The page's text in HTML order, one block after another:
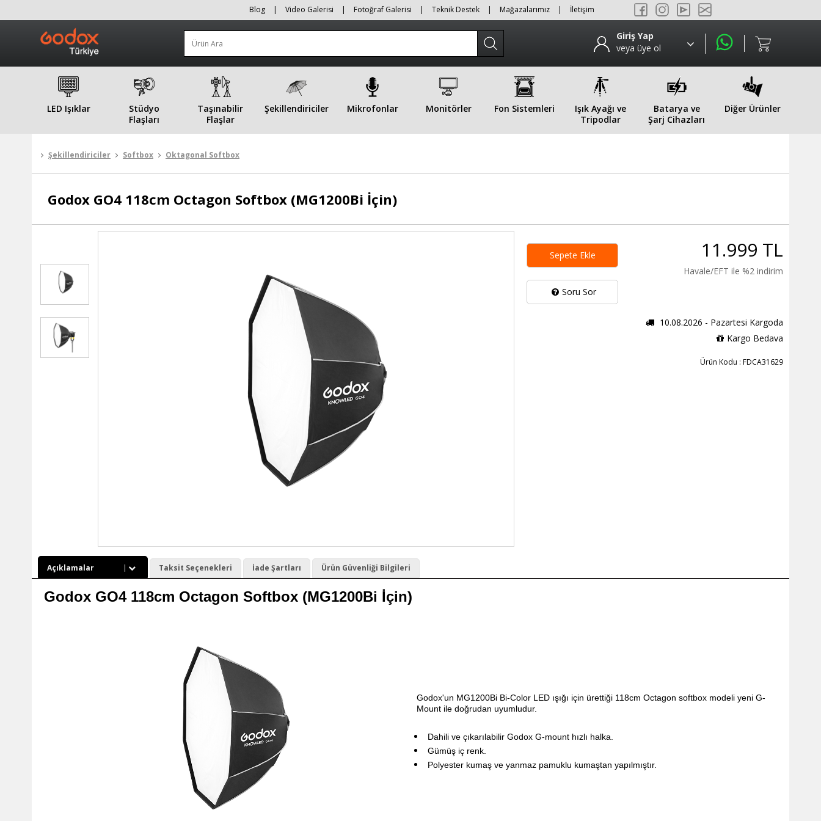
Blog | Video Galerisi | Fotoğraf Galerisi | Teknik Destek | Mağazalarımız | İletişim
Giriş Yap
veya üye ol
LED Işıklar
Stüdyo
Flaşları
Taşınabilir
Flaşlar
Şekillendiriciler Mikrofonlar Monitörler Fon Sistemleri
Işık Ayağı ve
Tripodlar
Batarya ve
Şarj Cihazları
Diğer Ürünler
Şekillendiriciler Softbox Oktagonal Softbox
Godox GO4 118cm Octagon Softbox (MG1200Bi İçin)
Sepete Ekle
Soru Sor
11.999 TL
Havale/EFT ile %2 indirim
10.08.2026 - Pazartesi Kargoda
Kargo Bedava
Ürün Kodu : FDCA31629
Açıklamalar Taksit Seçenekleri İade Şartları Ürün Güvenliği Bilgileri
Godox GO4 118cm Octagon Softbox (MG1200Bi İçin)
Godox'un MG1200Bi Bi-Color LED ışığı için ürettiği 118cm Octagon softbox modeli yeni G-
Mount ile doğrudan uyumludur.
Dahili ve çıkarılabilir Godox G-mount hızlı halka.
Gümüş iç renk.
Polyester kumaş ve yanmaz pamuklu kumaştan yapılmıştır.